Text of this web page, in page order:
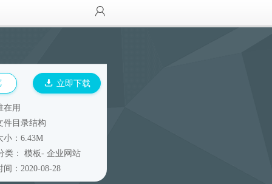
立即下载
在用
件目录结构
小：6.43M
类： 模板- 企业网站
间：2020-08-28